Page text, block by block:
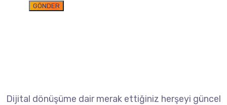
Dijital dönüşüme dair merak ettiğiniz herşeyi güncel